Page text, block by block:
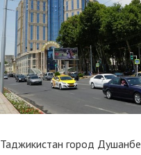
Таджикистан город Душанбе